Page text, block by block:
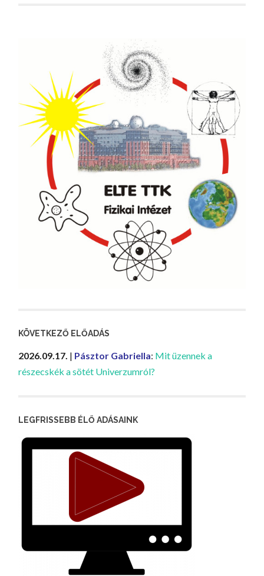
KÖVETKEZŐ ELŐADÁS
2026.09.17. | Pásztor Gabriella: Mit üzennek a
részecskék a sötét Univerzumról?
LEGFRISSEBB ÉLŐ ADÁSAINK